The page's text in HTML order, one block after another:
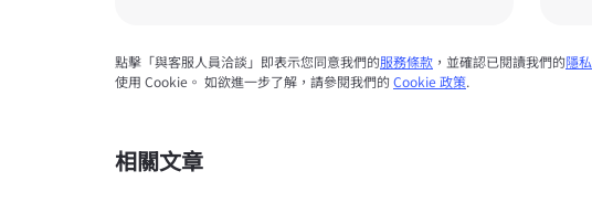
點擊「與客服人員洽談」即表示您同意我們的服務條款 ，並確認已閱讀我們的隱
使用 Cookie。 如欲進一步了解，請參閱我們的 Cookie 政策.
相關文章